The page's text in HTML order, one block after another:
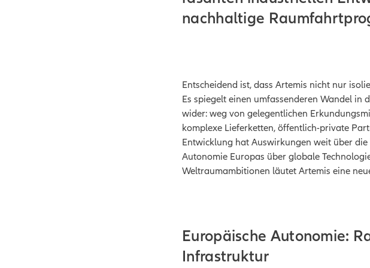
nachhaltige
Entscheidend ist, dass Artemis nicht nur
Es spiegelt einen umfassenderen Wandel
wider: weg von gelegentlichen
komplexe Lieferketten, öffentlich-private
Entwicklung hat Auswirkungen weit über
Autonomie Europas über globale
Weltraumambitionen läutet Artemis eine
Europäische Autonomie:
Infrastruktur